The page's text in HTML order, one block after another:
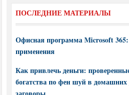
ПОСЛЕДНИЕ МАТЕРИАЛЫ
Офисная программа Microsoft
применения
Как привлечь деньги:
богатства по фен шуй в